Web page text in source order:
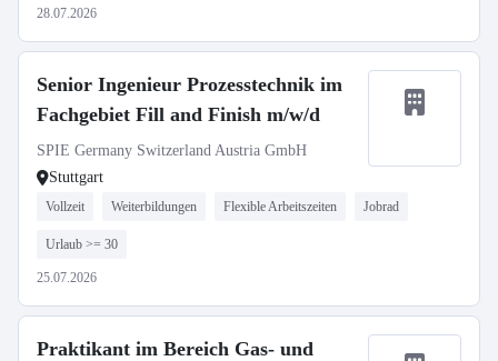
28.07.2026
Senior Ingenieur Prozesstechnik im
Fachgebiet Fill and Finish m/w/d
SPIE Germany Switzerland Austria GmbH
Stuttgart
Vollzeit Weiterbildungen Flexible Arbeitszeiten Jobrad
Urlaub >= 30
25.07.2026
Praktikant im Bereich Gas- und